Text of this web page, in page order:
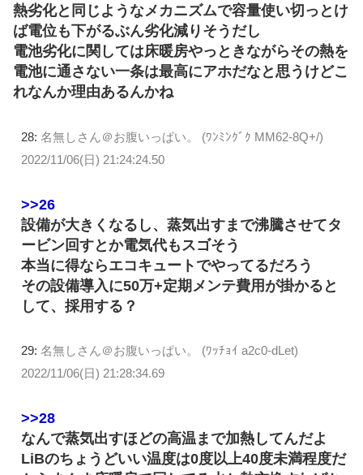
熱劣化と同じようなメカニズムで容量使い切っとけ
ば電位も下がるぶん劣化減りそうだし
電池劣化に関しては床暖房やっときながらその熱を
電池に通さない一条は最高にアホだなと思うけどこ
れなんか理由あるんかね
28: 名無しさん＠お腹いっぱい。 (ﾜﾝﾐﾝｸﾞｸ MM62-8Q+/)
2022/11/06(日) 21:24:24.50
>>26
設備が大きくなるし、蒸気出すまで沸騰させてタ
ービン回すとか電気代もスゴそう
本当に得ならエコキュートでやってるだろう
その設備導入に50万+定期メンテ費用が掛かると
して、採用する？
29: 名無しさん＠お腹いっぱい。 (ﾜｯﾁｮｲ a2c0-dLet)
2022/11/06(日) 21:28:34.69
>>28
なんで蒸気出すほどの高温まで加熱してんだよ
LiBのちょうどいい温度は0度以上40度未満程度だ